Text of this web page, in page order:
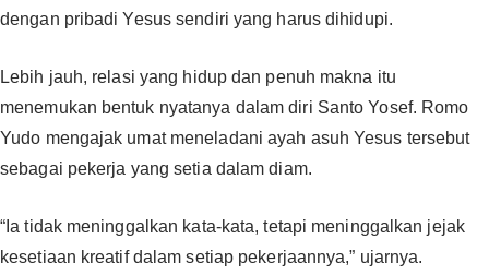
dengan pribadi Yesus sendiri yang harus dihidupi.
Lebih jauh, relasi yang hidup dan penuh makna itu
menemukan bentuk nyatanya dalam diri Santo Yosef. Romo
Yudo mengajak umat meneladani ayah asuh Yesus tersebut
sebagai pekerja yang setia dalam diam.
“Ia tidak meninggalkan kata-kata, tetapi meninggalkan jejak
kesetiaan kreatif dalam setiap pekerjaannya,” ujarnya.